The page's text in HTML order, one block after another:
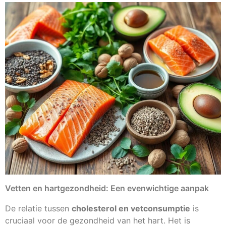
Vetten en hartgezondheid: Een evenwichtige aanpak
De relatie tussen cholesterol en vetconsumptie is
cruciaal voor de gezondheid van het hart. Het is